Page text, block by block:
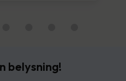
belysning!